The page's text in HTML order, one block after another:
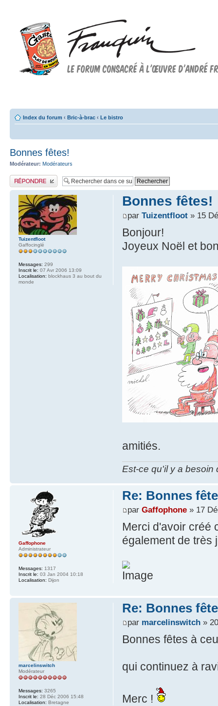
Index du forum ‹ Bric-à-brac ‹ Le bistro
Bonnes fêtes!
Modérateur: Modérateurs
Publier une réponse
Bonnes fêtes!
par Tuizentfloot» 15
Bonjour!
Joyeux Noël et
amitiés.
Est-ce qu'il y a besoin
Tuizentfloot
Gaffocinglé
Messages: 299
Inscrit le: 07 Avr 2006 13:09
Localisation: blockhaus 3 au bout du
monde
Re: Bonnes
par Gaffophone» 17
Merci d'avoir créé
également de très
Gaffophone
Administrateur
Messages: 1317
Inscrit le: 03 Jan 2004 10:18
Localisation: Dijon
Re: Bonnes
par marcelinswitch»
Bonnes fêtes à
qui continuez à
Merc !
marcelinswitch
Modérateur
Messages: 3265
Inscrit le: 28 Déc 2006 15:48
Localisation: Bretagne